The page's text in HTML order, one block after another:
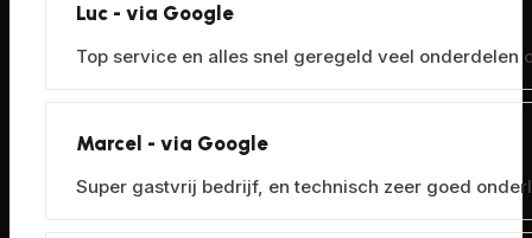
Luc - via Google
Top service en alles snel geregeld veel
Marcel - via Google
Super gastvrij bedrijf, en technisch zeer goed